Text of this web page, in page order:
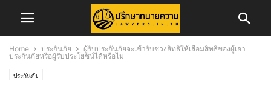
Home ประกันภัย
ผู้รับประกันภัยจะเข้ารับช่วงสิทธิให้เสื่อมสิทธิของผู้เอา
ประกันภัยหรือผู้รับประโยชน์ได้หรือไม่
ประกันภัย